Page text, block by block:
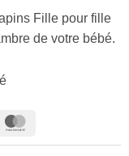
Fille pour fille
de votre bébé.